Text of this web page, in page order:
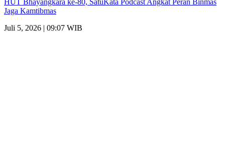
Jaga Kamtibmas
Juli 5, 2026 | 09:07 WIB